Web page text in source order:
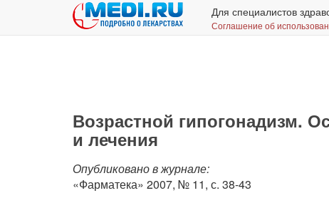
Для специалистов
Соглашение об
Возрастной гипогонадизм.
и лечения
Опубликовано в журнале:
«Фарматека» 2007, № 11, с. 38-43